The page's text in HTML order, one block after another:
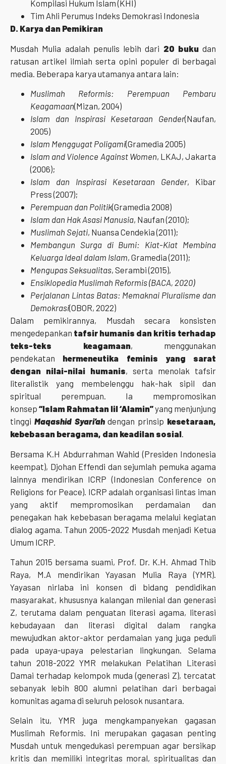
Kompilasi Hukum Islam (KHI)
Tim Ahli Perumus Indeks Demokrasi Indonesia
D. Karya dan Pemikiran
Musdah Mulia adalah penulis lebih dari 20 bukudan
ratusan artikel ilmiah serta opini populer di berbagai
media. Beberapa karya utamanya antara lain:
Muslimah Reformis: Perempuan Pembaru
Keagamaan(Mizan, 2004)
Islam dan Inspirasi Kesetaraan Gender(Naufan,
2005)
Islam Menggugat Poligami(Gramedia 2005)
Islam and Violence Against Women, LKAJ, Jakarta
(2006);
Islam dan Inspirasi Kesetaraan Gender, Kibar
Press (2007);
Perempuan dan Politik(Gramedia 2008)
Islam dan Hak Asasi Manusia, Naufan (2010);
Muslimah Sejati, Nuansa Cendekia (2011);
Membangun Surga di Bumi: Kiat-Kiat Membina
Keluarga Ideal dalam Islam, Gramedia (2011);
Mengupas Seksualitas, Serambi (2015),
Ensiklopedia Muslimah Reformis (BACA, 2020)
Perjalanan Lintas Batas: Memaknai Pluralisme dan
Demokrasi(OBOR, 2022)
Dalam pemikirannya, Musdah secara konsisten
mengedepankan tafsir humanis dan kritis terhadap
teks-teks keagamaan, menggunakan
pendekatan hermeneutika feminis yang sarat
dengan nilai-nilai humanis, serta menolak tafsir
literalistik yang membelenggu hak-hak sipil dan
spiritual perempuan. Ia mempromosikan
konsep “Islam Rahmatan lil ‘Alamin”yang menjunjung
tinggi Maqashid Syari’ahdengan prinsip kesetaraan,
kebebasan beragama, dan keadilan sosial.
Bersama K.H Abdurrahman Wahid (Presiden Indonesia
keempat), Djohan Effendi dan sejumlah pemuka agama
lainnya mendirikan ICRP (Indonesian Conference on
Religions for Peace). ICRP adalah organisasi lintas iman
yang aktif mempromosikan perdamaian dan
penegakan hak kebebasan beragama melalui kegiatan
dialog agama. Tahun 2005-2022 Musdah menjadi Ketua
Umum ICRP.
Tahun 2015 bersama suami, Prof. Dr. K.H. Ahmad Thib
Raya, M.A mendirikan Yayasan Mulia Raya (YMR).
Yayasan nirlaba ini konsen di bidang pendidikan
masyarakat, khususnya kalangan milenial dan generasi
Z, terutama dalam penguatan literasi agama, literasi
kebudayaan dan literasi digital dalam rangka
mewujudkan aktor-aktor perdamaian yang juga peduli
pada upaya-upaya pelestarian lingkungan. Selama
tahun 2018-2022 YMR melakukan Pelatihan Literasi
Damai terhadap kelompok muda (generasi Z), tercatat
sebanyak lebih 800 alumni pelatihan dari berbagai
komunitas agama di seluruh pelosok nusantara.
Selain itu, YMR juga mengkampanyekan gagasan
Muslimah Reformis. Ini merupakan gagasan penting
Musdah untuk mengedukasi perempuan agar bersikap
kritis dan memiliki integritas moral, spiritualitas dan